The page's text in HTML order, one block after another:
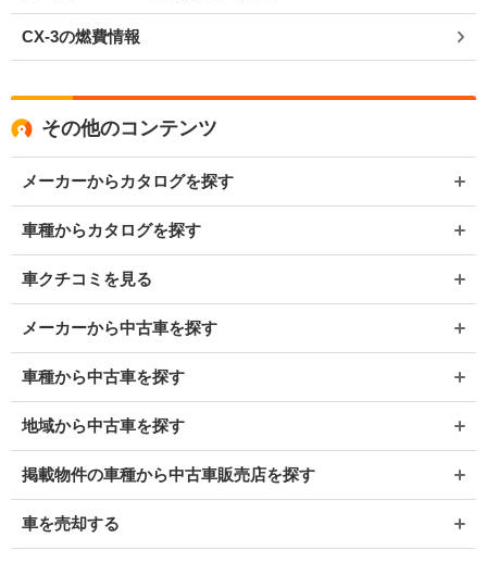
CX-3の燃費情報
その他のコンテンツ
メーカーからカタログを探す
車種からカタログを探す
車クチコミを見る
メーカーから中古車を探す
車種から中古車を探す
地域から中古車を探す
掲載物件の車種から中古車販売店を探す
車を売却する